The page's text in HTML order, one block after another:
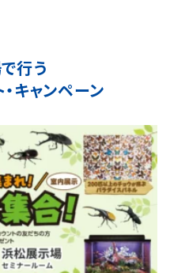
行う
キャンペーン